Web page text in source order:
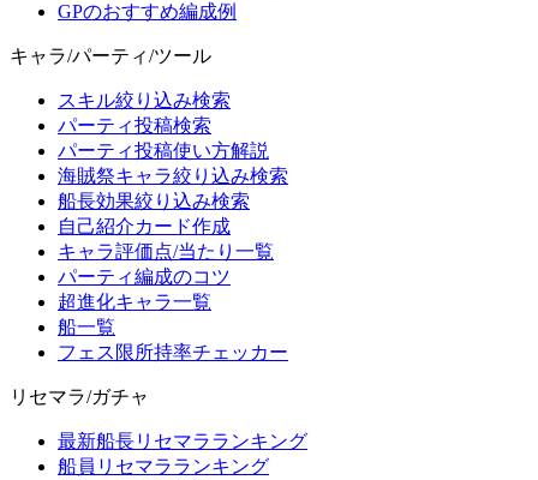
GPのおすすめ編成例
キャラ/パーティ/ツール
スキル絞り込み検索
パーティ投稿検索
パーティ投稿使い方解説
海賊祭キャラ絞り込み検索
船長効果絞り込み検索
自己紹介カード作成
キャラ評価点/当たり一覧
パーティ編成のコツ
超進化キャラ一覧
船一覧
フェス限所持率チェッカー
リセマラ/ガチャ
最新船長リセマラランキング
船員リセマラランキング